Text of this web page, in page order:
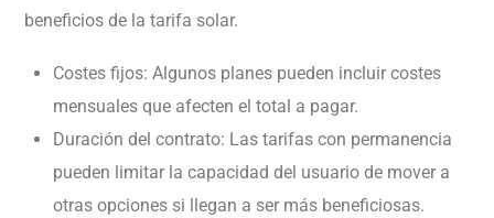
beneficios de la tarifa solar.
Costes fijos: Algunos planes pueden incluir costes
mensuales que afecten el total a pagar.
Duración del contrato: Las tarifas con permanencia
pueden limitar la capacidad del usuario de mover a
otras opciones si llegan a ser más beneficiosas.